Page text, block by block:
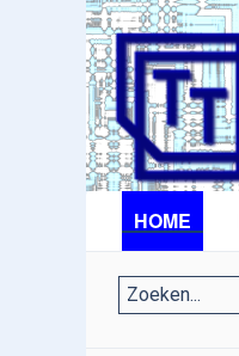
HOME